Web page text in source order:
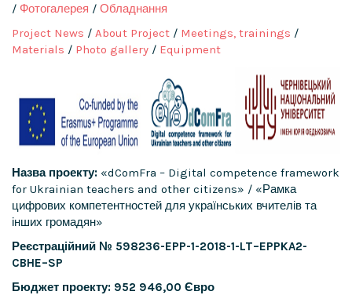
/ Фотогалерея / Обладнання
Project News / About Project / Meetings, trainings /
Materials / Photo gallery / Equipment
Назва проекту: «dComFra – Digital competence framework
for Ukrainian teachers and other citizens» / «Рамка
цифрових компетентностей для українських вчителів та
інших громадян»
Реєстраційний № 598236-EPP-1-2018-1-LT–EPPKA2-
CBHE–SP
Бюджет проекту: 952 946,00 Євро